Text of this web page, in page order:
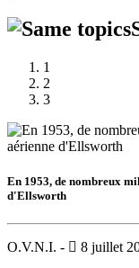
1
2
3
En 1953, de nombreux
d'Ellsworth
O.V.N.I. -
8 juillet